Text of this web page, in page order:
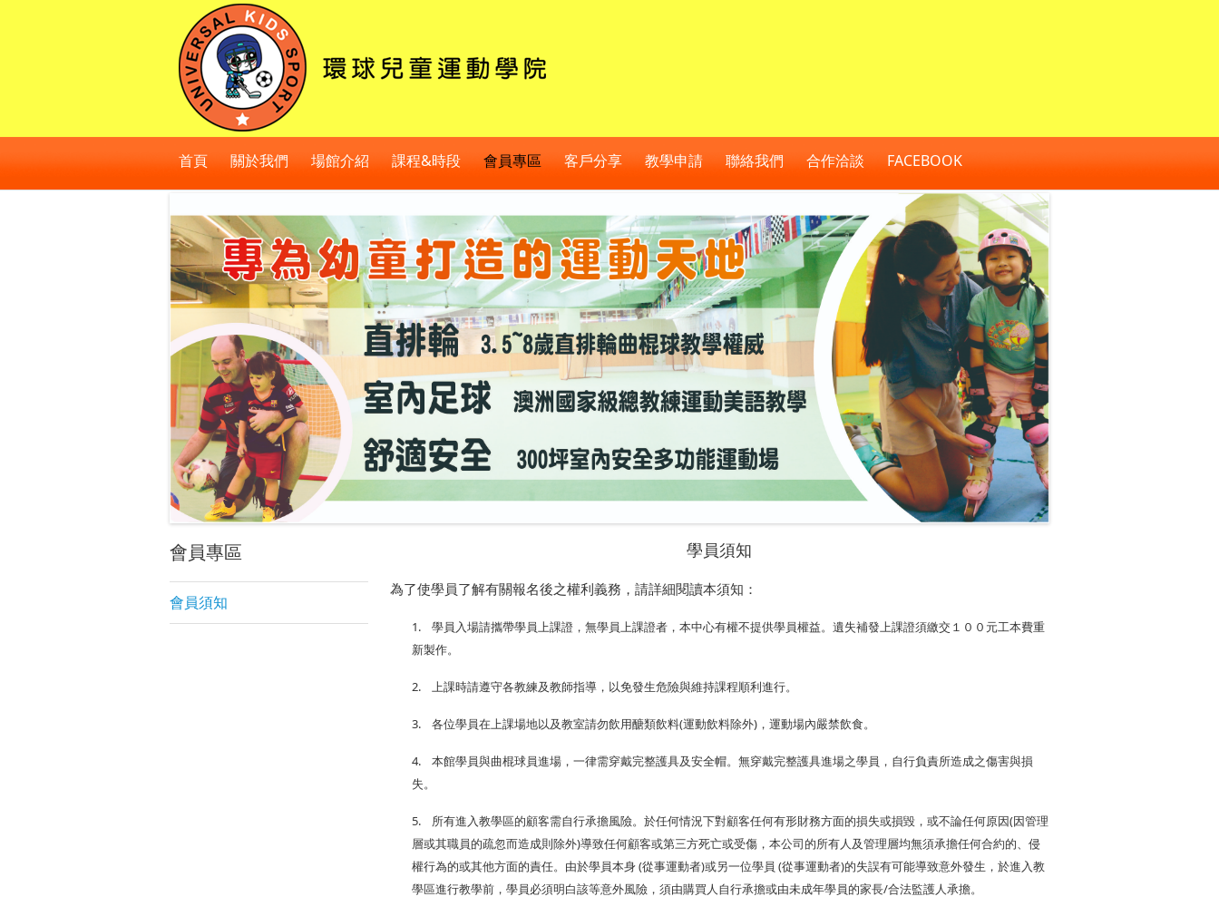
首頁 關於我們 場館介紹 課程&時段 會員專區 客戶分享 教學申請 聯絡我們 合作洽談 FACEBOOK
會員專區
會員須知
學員須知
為了使學員了解有關報名後之權利義務，請詳細閱讀本須知：
1.
學員入場請攜帶學員上課證，無學員上課證者，本中心有權不提供學員權益。遺失補發上課證須繳交１００元工本費重
新製作。
2. 上課時請遵守各教練及教師指導，以免發生危險與維持課程順利進行。
3. 各位學員在上課場地以及教室請勿飲用醣類飲料(運動飲料除外)，運動場內嚴禁飲食。
4.
本館學員與曲棍球員進場，一律需穿戴完整護具及安全帽。無穿戴完整護具進場之學員，自行負責所造成之傷害與損
失。
5. 所有進入教學區的顧客需自行承擔風險。於任何情況下對顧客任何有形財務方面的損失或損毀，或不論任何原因(因管理
層或其職員的疏忽而造成則除外)導致任何顧客或第三方死亡或受傷，本公司的所有人及管理層均無須承擔任何合約的、侵
權行為的或其他方面的責任。由於學員本身(從事運動者)或另一位學員 (從事運動者)的失誤有可能導致意外發生，於進入教
學區進行教學前，學員必須明白該等意外風險，須由購買人自行承擔或由未成年學員的家長/合法監護人承擔。